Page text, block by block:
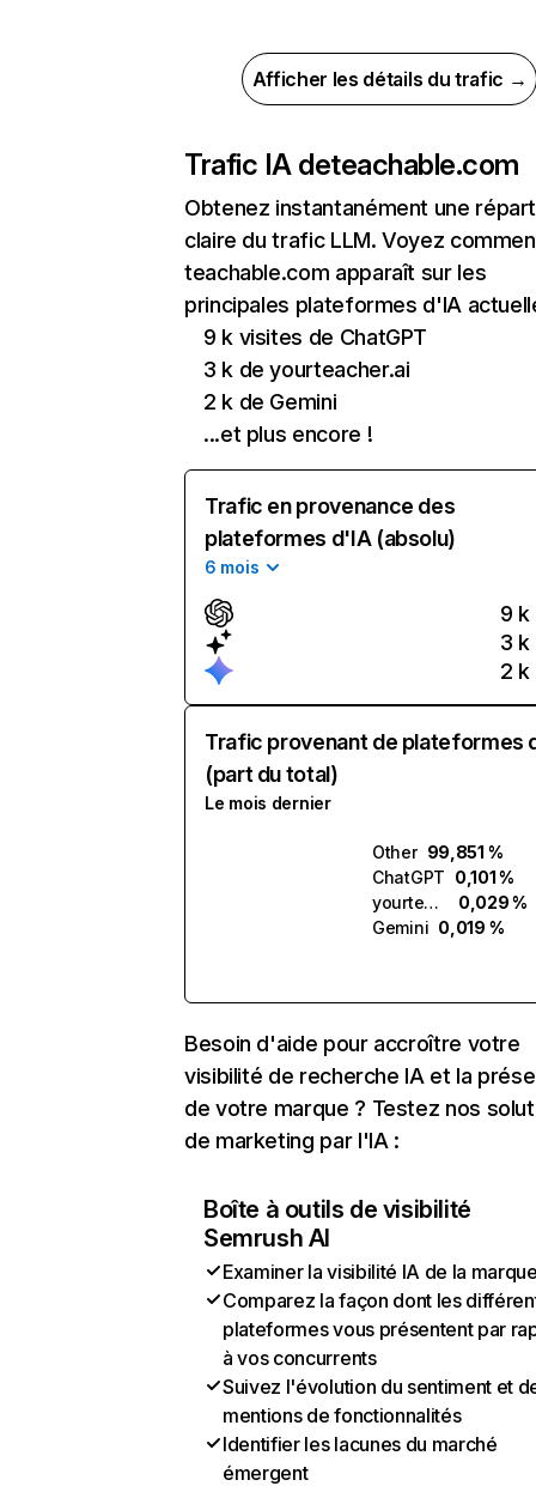
Afficher les détails du trafic →
Trafic IA deteachable.com
Obtenez instantanément une
claire du trafic LLM. Voyez
teachable.com apparaît sur les
principales plateformes d'IA
9 k visites de ChatGPT
3 k de yourteacher.ai
2 k de Gemini
...et plus encore !
Trafic en provenance des
plateformes d'IA (absolu)
6 mois
9 k
3 k
2 k
Trafic provenant de plateformes
(part du total)
Le mois dernier
Other 99,851 %
ChatGPT 0,101 %
yourteacher.ai
0,029 %
Gemini 0,019 %
Besoin d'aide pour accroître votre
visibilité de recherche IA et la
de votre marque ? Testez nos
de marketing par l'IA :
Boîte à outils de visibilité
Semrush AI
Examiner la visibilité IA de la
Comparez la façon dont les
plateformes vous présentent par
à vos concurrents
Suivez l'évolution du sentiment et
mentions de fonctionnalités
Identifier les lacunes du marché
émergent